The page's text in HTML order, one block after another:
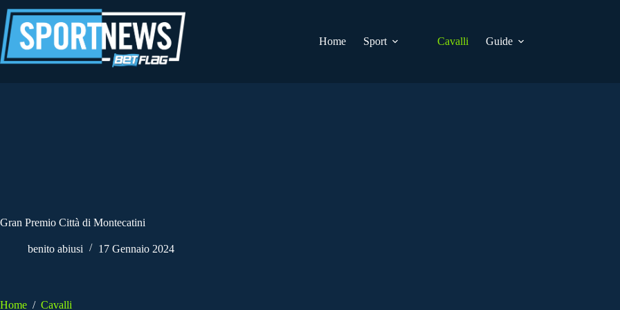
al
contenuto
Home
Sport Cavalli Guide
Gran Premio Città di Montecatini
benito abiusi 17 Gennaio 2024
Home / Cavalli